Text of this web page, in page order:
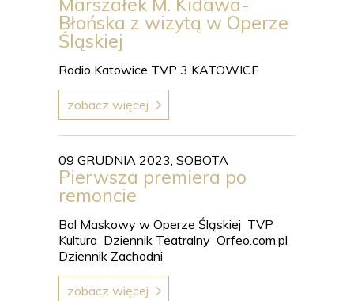
Błońska z wizytą w Operze
Śląskiej
Radio Katowice TVP 3 KATOWICE
zobacz więcej
09 GRUDNIA 2023, SOBOTA
Pierwsza premiera po
remoncie
Bal Maskowy w Operze Śląskiej TVP
Kultura Dziennik Teatralny Orfeo.com.pl
Dziennik Zachodni
zobacz więcej